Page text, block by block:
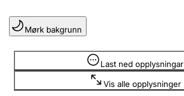
Lag og foreining
Registrere, endre, slette
Mørk bakgrunn
Last ned opplysningar
Vis alle opplysninger
Opplysninger er skjult